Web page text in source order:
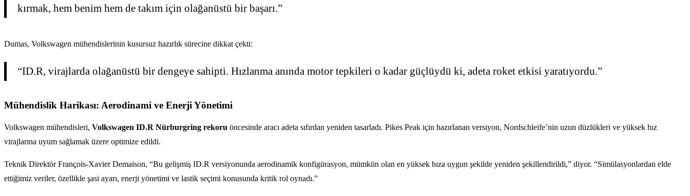
kırmak, hem benim hem de takım için olağanüstü bir başarı.”
Dumas, Volkswagen mühendislerinin kusursuz hazırlık sürecine dikkat çekti:
“ID.R, virajlarda olağanüstü bir dengeye sahipti. Hızlanma anında motor tepkileri o kadar güçlüydü ki, adeta roket etkisi yaratıyordu.”
Mühendislik Harikası: Aerodinami ve Enerji Yönetimi
Volkswagen mühendisleri, Volkswagen ID.R Nürburgring rekoru öncesinde aracı adeta sıfırdan yeniden tasarladı. Pikes Peak için hazırlanan versiyon, Nordschleife’nin uzun düzlükleri ve yüksek hız
virajlarına uyum sağlamak üzere optimize edildi.
Teknik Direktör François-Xavier Demaison, “Bu gelişmiş ID.R versiyonunda aerodinamik konfigürasyon, mümkün olan en yüksek hıza uygun şekilde yeniden şekillendirildi,” diyor. “Simülasyonlardan elde
ettiğimiz veriler, özellikle şasi ayarı, enerji yönetimi ve lastik seçimi konusunda kritik rol oynadı.”